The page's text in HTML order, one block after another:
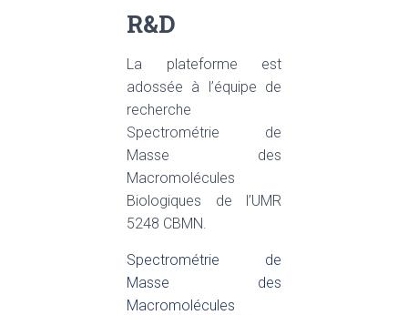
R&D
La plateforme est
adossée à l’équipe de
recherche
Spectrométrie de
Masse des
Macromolécules
Biologiques de l’UMR
5248 CBMN.
Spectrométrie de
Masse des
Macromolécules